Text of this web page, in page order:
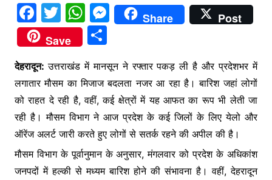
F
a
c
e
b
o
o
k
T
w
itt
er
W
h
at
s
A
p
p
M
e
s
e
n
g
er
Share
Post
Save
S
ar
e
देहरादून:उत्तराखंड में मानसून ने रफ्तार पकड़ ली है और प्रदेशभर में
लगातार मौसम का मिजाज बदलता नजर आ रहा है। बारिश जहां लोगों
को राहत दे रही है, वहीं, कई क्षेत्रों में यह आफत का रूप भी लेती जा
रही है। मौसम विभाग ने आज प्रदेश के कई जिलों के लिए येलो और
ऑरेंज अलर्ट जारी करते हुए लोगों से सतर्क रहने की अपील की है।
मौसम विभाग के पूर्वानुमान के अनुसार, मंगलवार को प्रदेश के अधिकांश
जनपदों में हल्की से मध्यम बारिश होने की संभावना है। वहीं, देहरादून